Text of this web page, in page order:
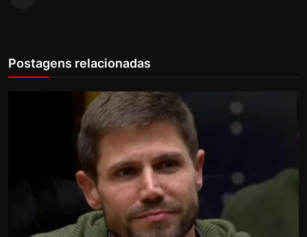
Postagens relacionadas